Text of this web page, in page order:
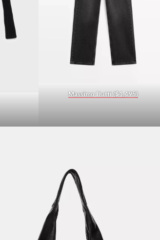
Massimo Dutti ($1,495)